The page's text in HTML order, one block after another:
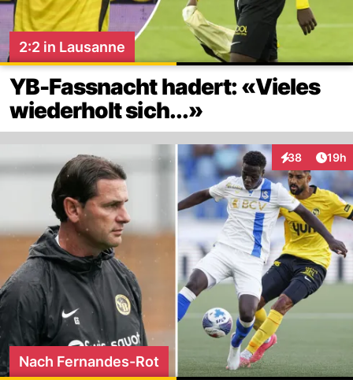
2:2 in Lausanne
YB-Fassnacht hadert: «Vieles
wiederholt sich...»
38
Interaktionen
19h
Nach Fernandes-Rot